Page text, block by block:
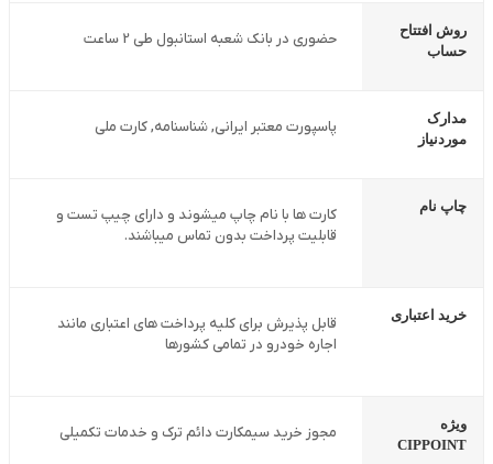
روش افتتاح
حساب
حضوری در بانک شعبه استانبول طی 2 ساعت
مدارک
موردنیاز
پاسپورت معتبر ایرانی, شناسنامه, کارت ملی
چاپ نام
کارت ها با نام چاپ میشوند و دارای چیپ تست و
قابلیت پرداخت بدون تماس میباشند.
خرید اعتباری
قابل پذیرش برای کلیه پرداخت های اعتباری مانند
اجاره خودرو در تمامی کشورها
ویژه
CIPPOINT
مجوز خرید سیمکارت دائم ترک و خدمات تکمیلی